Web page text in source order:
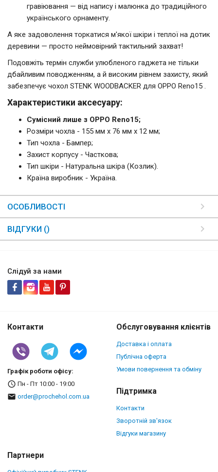
гравіювання — від напису і малюнка до традиційного
українського орнаменту.
А яке задоволення торкатися м'якої шкіри і теплої на дотик
деревини — просто неймовірний тактильний захват!
Подовжіть термін служби улюбленого гаджета не тільки
дбайливим поводженням, а й високим рівнем захисту, який
забезпечує чохол STENK WOODBACKER для OPPO Reno15 .
Характеристики аксесуару:
Сумісний лише з OPPO Reno15;
Розміри чохла - 155 мм x 76 мм x 12 мм;
Тип чохла - Бампер;
Захист корпусу - Часткова;
Тип шкіри - Натуральна шкіра (Козлик).
Країна виробник - Україна.
ОСОБЛИВОСТІ
ВІДГУКИ ()
Слідуй за нами
Контакти
Графік роботи офісу:
Пн - Пт 10:00 - 19:00
order@prochehol.com.ua
Обслуговування клієнтів
Доставка і оплата
Публічна оферта
Умови повернення та обміну
Підтримка
Контакти
Зворотній зв'язок
Відгуки магазину
Партнери